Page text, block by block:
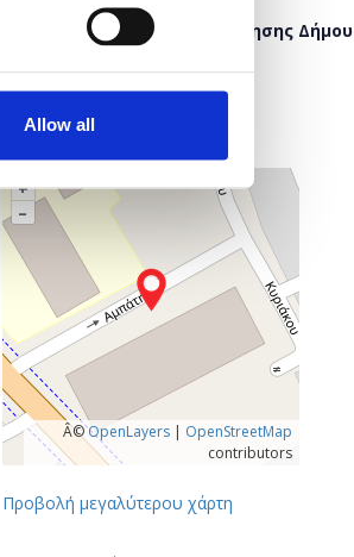
Allow all
Πρώην Κέντρο Δια Βίου Μάθησης Δήμου
Καλαμπάκας 28
Τρίκαλα, Ελλάδα
+
–
Â©OpenLayers| OpenStreetMap
contributors
Προβολή μεγαλύτερου χάρτη